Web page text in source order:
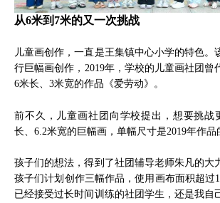
从6米到7米的又一次挑战
儿童画创作，一直是王集镇中心小学的特色。
行巨幅画创作，2019年，学校的儿童画社团曾
6米长、3米宽的作品《爱劳动》。
前不久，儿童画社团向学校提出，想要挑战
长、6.2米宽的巨幅画，单幅尺寸是2019年作品
孩子们的想法，得到了社团辅导老师朱凡的大
孩子们计划创作三幅作品，使用画布面积超过
已经接受过长时间训练的社团学生，还是我自